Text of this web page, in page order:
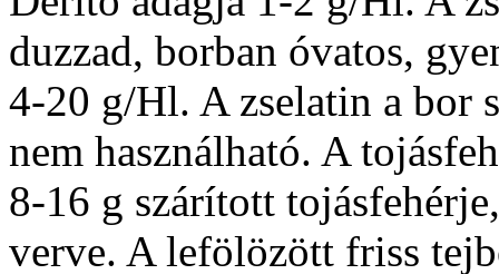
duzzad, borban óvatos,
4-20 g/Hl. A zselatin a bor
nem használható. A
8-16 g szárított
verve. A lefölözött friss